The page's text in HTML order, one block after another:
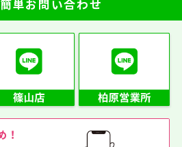
単お問い合わせ
！